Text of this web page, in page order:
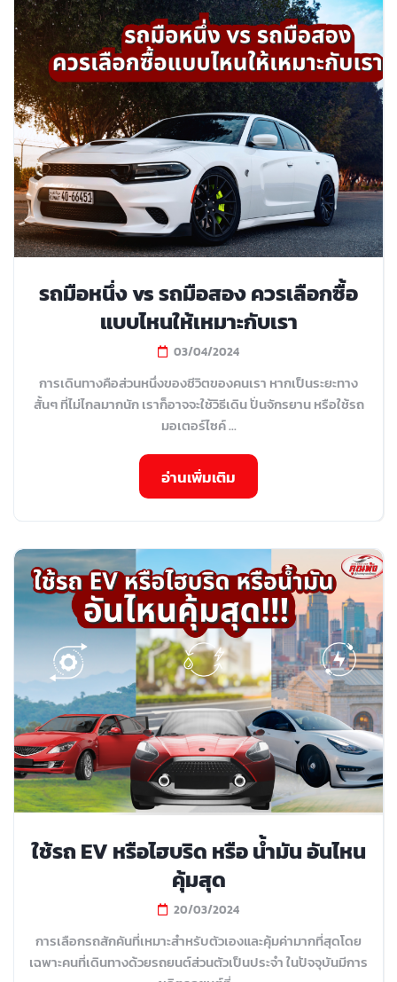
รถมือหนึ่ง vs รถมือสอง ควรเลือกซื้อ
แบบไหนให้เหมาะกับเรา
03/04/2024
การเดินทางคือส่วนหนึ่งของชีวิตของคนเรา หากเป็นระยะทาง
สั้นๆ ที่ไม่ไกลมากนัก เราก็อาจจะใช้วิธีเดิน ปั่นจักรยาน หรือใช้รถ
มอเตอร์ไซค์ ...
อ่านเพิ่มเติม
ใช้รถ EV หรือไฮบริด หรือ น้ำมัน อันไหน
คุ้มสุด
20/03/2024
การเลือกรถสักคันที่เหมาะสำหรับตัวเองและคุ้มค่ามากที่สุดโดย
เฉพาะคนที่เดินทางด้วยรถยนต์ส่วนตัวเป็นประจำ ในปัจจุบันมีการ